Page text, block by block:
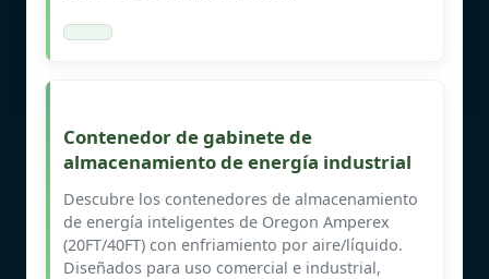
Contenedor de gabinete de
almacenamiento de energía industrial
Descubre los contenedores de almacenamiento
de energía inteligentes de Oregon Amperex
(20FT/40FT) con enfriamiento por aire/líquido.
Diseñados para uso comercial e industrial,